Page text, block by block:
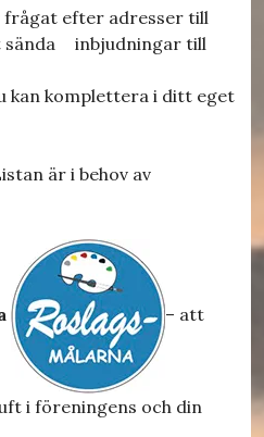
frågat efter adresser till
inbjudningar till
kan komplettera i ditt eget
är i behov av
– att
i föreningens och din